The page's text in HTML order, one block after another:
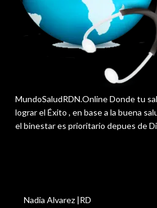
MundoSaludRDN.Online Donde tu
lograr el Éxito , en base a la buena
el binestar es prioritario depues de
Nadia Alvarez |RD